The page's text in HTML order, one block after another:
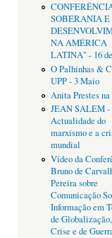
SOBERANIA E
NA AMÉRICA
LATINA" - 16
O Palhinhas &
UPP - 3 Maio
Anita Prestes na
JEAN SALEM -
Actualidade do
marxismo e a
mundial
Vídeo da
Bruno de
Pereira sobre
Comunicação
Informação em
de
Crise e de